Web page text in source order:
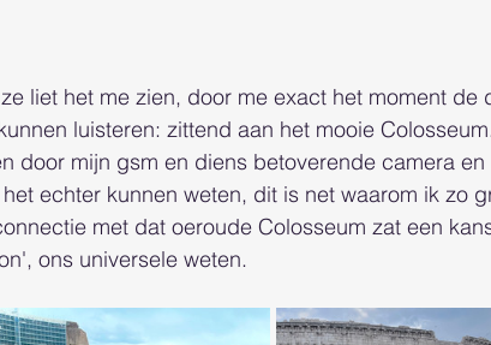
liet het me zien, door me exact het moment de
luisteren: zittend aan het mooie
door mijn gsm en diens betoverende camera en
echter kunnen weten, dit is net waarom ik zo
met dat oeroude Colosseum zat een
ons universele weten.